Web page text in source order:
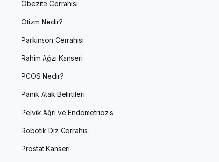
Obezite Cerrahisi
Otizm Nedir?
Parkinson Cerrahisi
Rahim Ağzı Kanseri
PCOS Nedir?
Panik Atak Belirtileri
Pelvik Ağrı ve Endometriozis
Robotik Diz Cerrahisi
Prostat Kanseri